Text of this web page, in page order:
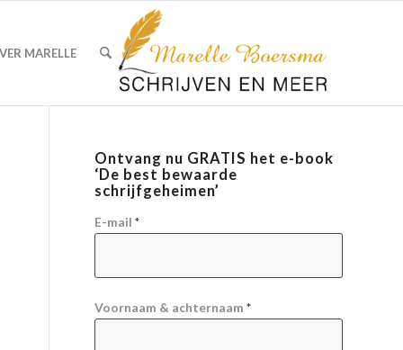
MARELLE
Ontvang nu GRATIS het e-book
‘De best bewaarde
schrijfgeheimen’
E-mail*
Voornaam & achternaam*